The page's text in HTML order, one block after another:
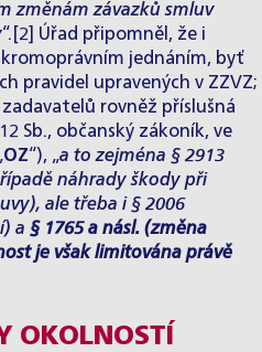
změnám závazků smluv
“. [2] Úřad připomněl, že i
jednáním, byť
pravidel upravených v ZZVZ;
rovněž příslušná
Sb., občanský zákoník, ve
OZ“), „a to zejména § 2913
náhrady škody při
ale třeba i § 2006
a § 1765 a násl. (změna
je však limitována právě
OKOLNOSTÍ